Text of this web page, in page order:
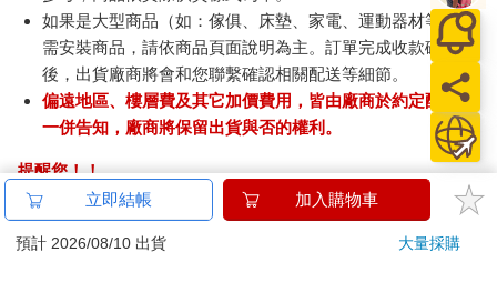
如果是大型商品（如：傢俱、床墊、家電、運動器材等）及
需安裝商品，請依商品頁面說明為主。訂單完成收款確認
後，出貨廠商將會和您聯繫確認相關配送等細節。
偏遠地區、樓層費及其它加價費用，皆由廠商於約定配送時
一併告知，廠商將保留出貨與否的權利。
提醒您！！
金石堂及銀行均不會請您操作ATM! 如接獲電話要求您前往
ATM提款機，請不要聽從指示，以免受騙上當！
立即結帳 加入購物車
預計 2026/08/10 出貨 大量採購